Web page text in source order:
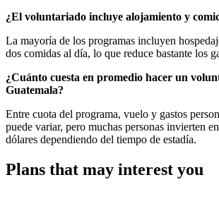
¿El voluntariado incluye alojamiento y
La mayoría de los programas incluyen
dos comidas al día, lo que reduce bastante los
¿Cuánto cuesta en promedio hacer un
Guatemala?
Entre cuota del programa, vuelo y gastos
puede variar, pero muchas personas invierten
dólares dependiendo del tiempo de estadía.
Plans that may interest you